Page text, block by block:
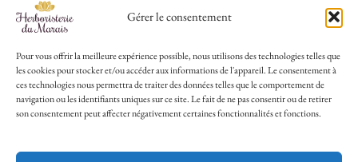
Gérer le consentement
Pour vous offrir la meilleure expérience possible, nous utilisons des technologies telles que
les cookies pour stocker et/ou accéder aux informations de l'appareil. Le consentement à
ces technologies nous permettra de traiter des données telles que le comportement de
navigation ou les identifiants uniques sur ce site. Le fait de ne pas consentir ou de retirer
son consentement peut affecter négativement certaines fonctionnalités et fonctions.
Téléphone
+33 6 78 19 34 25
S’adresser à l’herboristerie :
6 rue des Filles du Calvaire
75003 Paris
France